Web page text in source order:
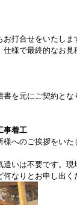
打合せをいたしま
様で最終的なお見
を元にご契約とな
事着工
へのご挨拶をいた
遣いは不要です。
なりとお申し出く